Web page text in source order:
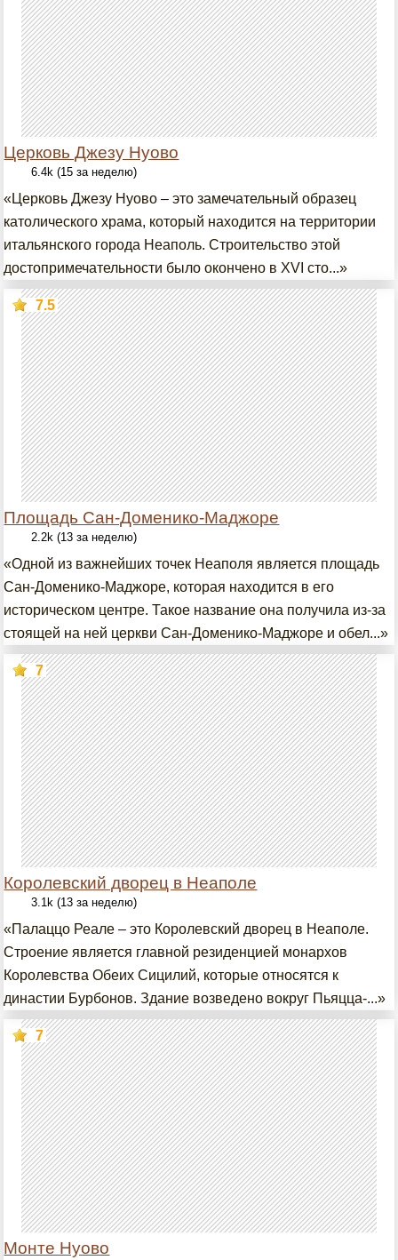
Церковь Джезу Нуово
6.4k (15 за неделю)
«Церковь Джезу Нуово – это замечательный образец
католического храма, который находится на территории
итальянского города Неаполь. Строительство этой
достопримечательности было окончено в XVI сто...»
Площадь Сан-Доменико-Маджоре
7.5
2.2k (13 за неделю)
«Одной из важнейших точек Неаполя является площадь
Сан-Доменико-Маджоре, которая находится в его
историческом центре. Такое название она получила из-за
стоящей на ней церкви Сан-Доменико-Маджоре и обел...»
Королевский дворец в Неаполе
7
3.1k (13 за неделю)
«Палаццо Реале – это Королевский дворец в Неаполе.
Строение является главной резиденцией монархов
Королевства Обеих Сицилий, которые относятся к
династии Бурбонов. Здание возведено вокруг Пьяцца-...»
Монте Нуово
7